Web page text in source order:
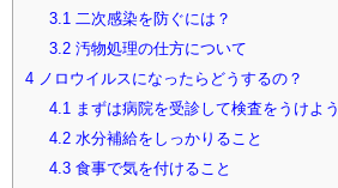
3.1二次感染を防ぐには？
3.2汚物処理の仕方について
4 ノロウイルスになったらどうするの？
4.1まずは病院を受診して検査をうけよう
4.2水分補給をしっかりること
4.3食事で気を付けること